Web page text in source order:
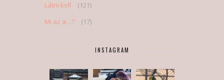
Látni kell
(121)
Mi az a…?
(17)
INSTAGRAM